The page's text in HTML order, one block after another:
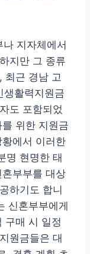
지자체에서
지만 그 종류
최근 경남 고
생활력지원금
도 포함되었
위한 지원금
에서 이러한
명 현명한 태
부부를 대상
하기도 합니
신혼부부에게
구매 시 일정
원금들은 대